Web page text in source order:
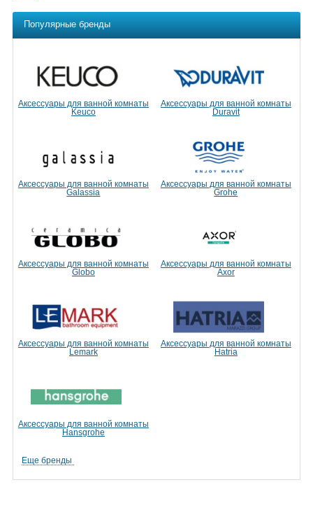
Популярные бренды
Аксессуары для ванной комнаты
Keuco
Аксессуары для ванной комнаты
Duravit
Аксессуары для ванной комнаты
Galassia
Аксессуары для ванной комнаты
Grohe
Аксессуары для ванной комнаты
Globo
Аксессуары для ванной комнаты
Axor
Аксессуары для ванной комнаты
Lemark
Аксессуары для ванной комнаты
Hatria
Аксессуары для ванной комнаты
Hansgrohe
Еще бренды